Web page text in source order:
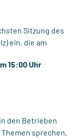
Sitzung des
ein, die am
15:00 Uhr
den Betrieben
sprechen,